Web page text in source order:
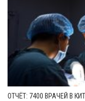
ОТЧЁТ: 7400 ВРАЧЕЙ В